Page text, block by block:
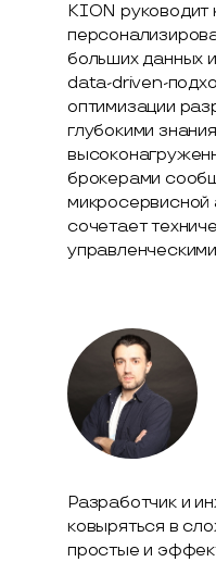
KION руководит
больших данных
data-driven-
оптимизации
глубокими
брокерами
микросервисной
сочетает
Разработчик и
ковыряться в
простые и